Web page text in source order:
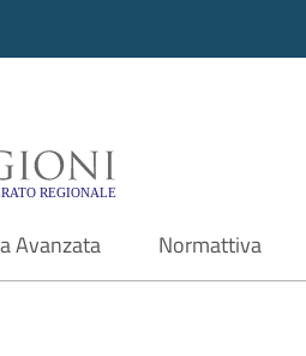
- Motore
Avanzata Normattiva